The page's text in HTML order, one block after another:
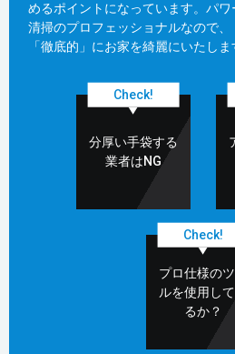
めるポイントになっています。パ
清掃のプロフェッショナルなので、
「徹底的」にお家を綺麗にいたしま
Check!
分厚い手袋する
業者はNG
Check!
プロ仕様の
ルを使用し
るか？